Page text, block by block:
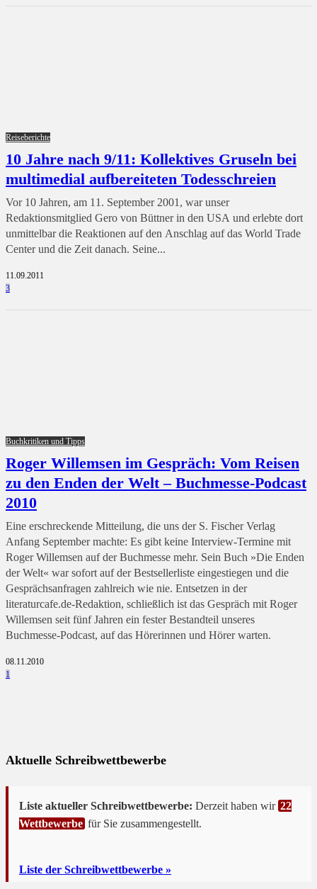
Reiseberichte
10 Jahre nach 9/11: Kollektives Gruseln bei
multimedial aufbereiteten Todesschreien
Vor 10 Jahren, am 11. September 2001, war unser
Redaktionsmitglied Gero von Büttner in den USA und erlebte dort
unmittelbar die Reaktionen auf den Anschlag auf das World Trade
Center und die Zeit danach. Seine...
11.09.2011
3
Buchkritiken und Tipps
Roger Willemsen im Gespräch: Vom Reisen
zu den Enden der Welt – Buchmesse-Podcast
2010
Eine erschreckende Mitteilung, die uns der S. Fischer Verlag
Anfang September machte: Es gibt keine Interview-Termine mit
Roger Willemsen auf der Buchmesse mehr. Sein Buch »Die Enden
der Welt« war sofort auf der Bestsellerliste eingestiegen und die
Gesprächsanfragen zahlreich wie nie. Entsetzen in der
literaturcafe.de-Redaktion, schließlich ist das Gespräch mit Roger
Willemsen seit fünf Jahren ein fester Bestandteil unseres
Buchmesse-Podcast, auf das Hörerinnen und Hörer warten.
08.11.2010
1
Aktuelle Schreibwettbewerbe
Liste aktueller Schreibwettbewerbe: Derzeit haben wir 22
Wettbewerbe für Sie zusammengestellt.
Liste der Schreibwettbewerbe »